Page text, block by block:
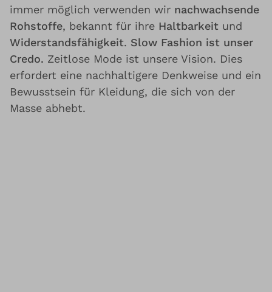
immer möglich verwenden wir nachwachsende
Rohstoffe, bekannt für ihre Haltbarkeit und
Widerstandsfähigkeit. Slow Fashion ist unser
Credo. Zeitlose Mode ist unsere Vision. Dies
erfordert eine nachhaltigere Denkweise und ein
Bewusstsein für Kleidung, die sich von der
Masse abhebt.